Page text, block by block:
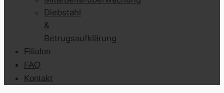
Diebstahl
&
Betrugsaufklärung
Filialen
FAQ
Kontakt